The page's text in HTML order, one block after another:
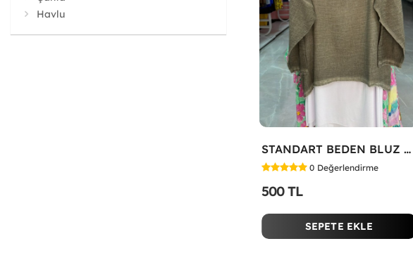
Havlu
STANDART BEDEN BLUZ Yeşil
0 Değerlendirme
500 TL
SEPETE EKLE